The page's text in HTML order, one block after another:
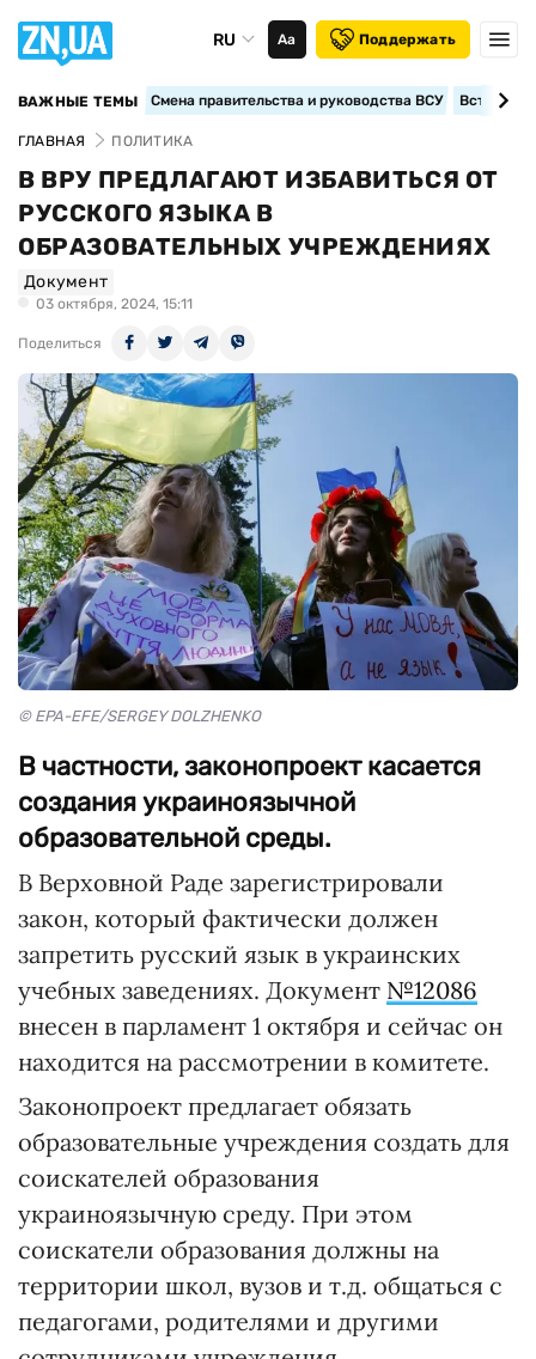
RU Аа Поддержать
ВАЖНЫЕ ТЕМЫ Смена правительства и руководства ВСУ
ГЛАВНАЯ ПОЛИТИКА
В ВРУ ПРЕДЛАГАЮТ ИЗБАВИТЬСЯ ОТ
РУССКОГО ЯЗЫКА В
ОБРАЗОВАТЕЛЬНЫХ УЧРЕЖДЕНИЯХ
Документ
03 октября, 2024, 15:11
Поделиться
© EPA-EFE/SERGEY DOLZHENKO
В частности, законопроект касается
создания украиноязычной
образовательной среды.
В Верховной Раде зарегистрировали
закон, который фактически должен
запретить русский язык в украинских
учебных заведениях. Документ №12086
внесен в парламент 1 октября и сейчас он
находится на рассмотрении в комитете.
Законопроект предлагает обязать
образовательные учреждения создать для
соискателей образования
украиноязычную среду. При этом
соискатели образования должны на
территории школ, вузов и т.д. общаться с
педагогами, родителями и другими